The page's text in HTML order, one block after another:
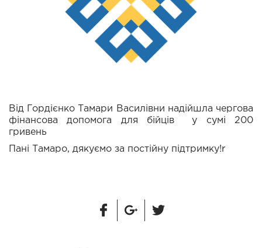
Від Гордієнко Тамари Василівни надійшла чергова
фінансова допомога для бійців у сумі 200
гривень
Пані Тамаро, дякуємо за постійну підтримку!r